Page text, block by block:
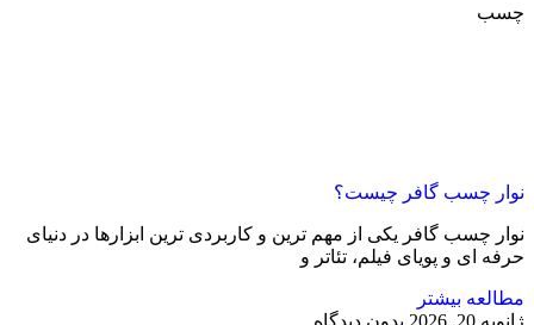
چسب
نوار چسب گافر چیست؟
نوار چسب گافر یکی از مهم ترین و کاربردی ترین ابزارها در دنیای
حرفه ای و پویای فیلم، تئاتر و
مطالعه بیشتر
ژانویه 20, 2026
بدون دیدگاه